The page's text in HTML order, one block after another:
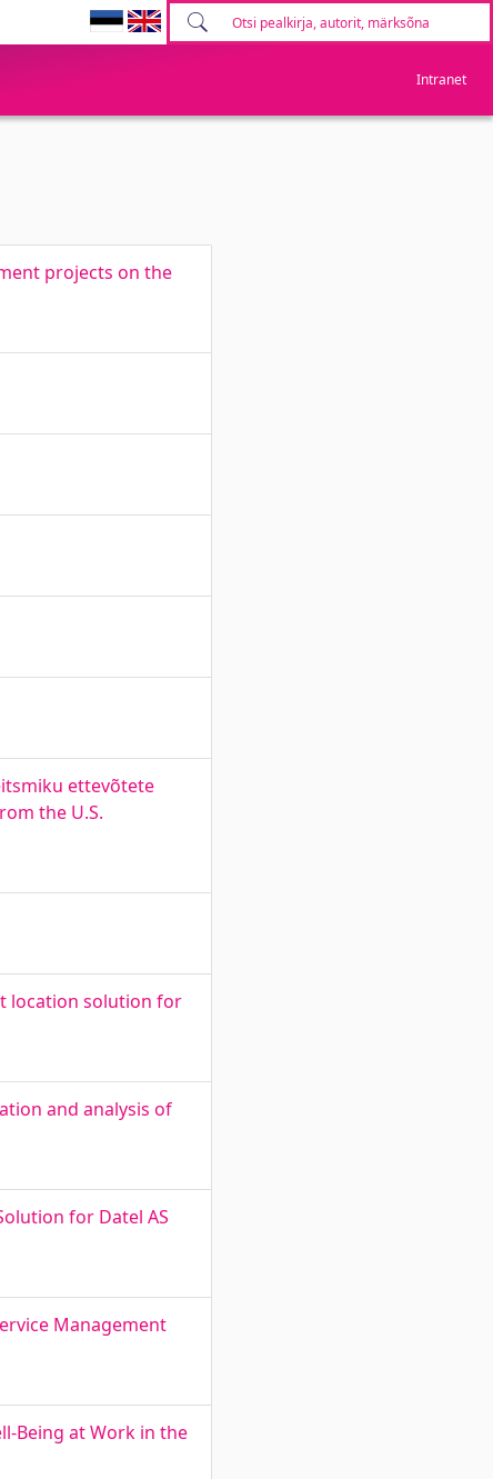
Intranet
projects on the
ettevõtete
the U.S.
location solution for
and analysis of
for Datel AS
Management
Being at Work in the